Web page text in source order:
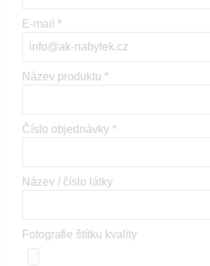
E-mail *
Název produktu *
Číslo objednávky *
Název / číslo látky
Fotografie štítku kvality